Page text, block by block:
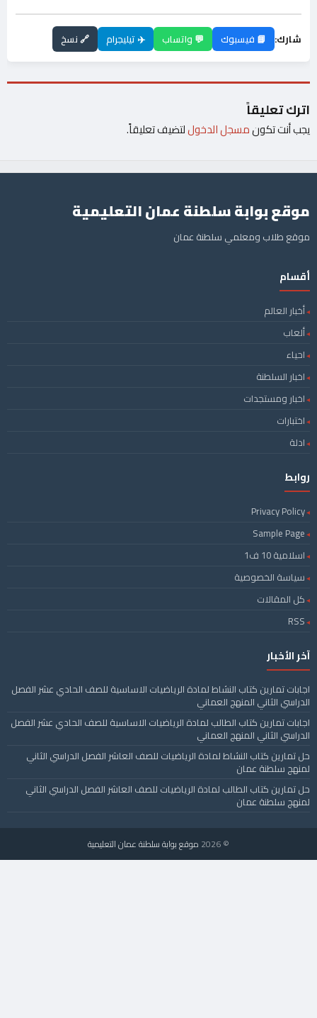
شارك: 📘 فيسبوك 💬 واتساب ✈️ تيليجرام 🔗 نسخ
اترك تعليقاً
يجب أنت تكونمسجل الدخوللتضيف تعليقاً.
موقع بوابة سلطنة عمان التعليمية
موقع طلاب ومعلمي سلطنة عمان
أقسام
أخبار العالم
ألعاب
احياء
اخبار السلطنة
اخبار ومستجدات
اختبارات
ادلة
روابط
Privacy Policy
Sample Page
اسلامية 10 ف1
سياسة الخصوصية
كل المقالات
RSS
آخر الأخبار
اجابات تمارين كتاب النشاط لمادة الرياضيات الاساسية للصف الحادي عشر الفصل
الدراسي الثاني المنهج العماني
اجابات تمارين كتاب الطالب لمادة الرياضيات الاساسية للصف الحادي عشر الفصل
الدراسي الثاني المنهج العماني
حل تمارين كتاب النشاط لمادة الرياضيات للصف العاشر الفصل الدراسي الثاني
لمنهج سلطنة عمان
حل تمارين كتاب الطالب لمادة الرياضيات للصف العاشر الفصل الدراسي الثاني
لمنهج سلطنة عمان
© 2026 موقع بوابة سلطنة عمان التعليمية